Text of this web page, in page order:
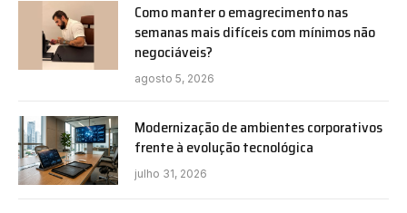
Como manter o emagrecimento nas
semanas mais difíceis com mínimos não
negociáveis?
agosto 5, 2026
Modernização de ambientes corporativos
frente à evolução tecnológica
julho 31, 2026